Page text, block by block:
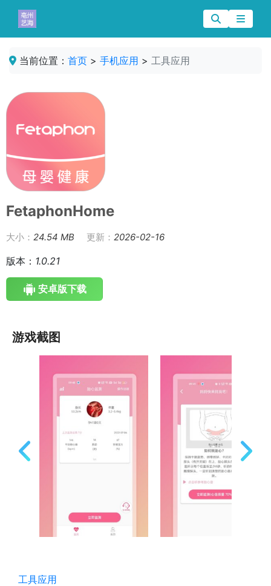
当前位置： 首页 > 手机应用 > 工具应用
FetaphonHome
大小： 24.54 MB 更新： 2026-02-16
版本： 1.0.21
安卓版下载
游戏截图
工具应用